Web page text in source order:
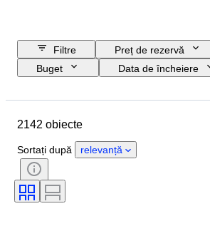
Filtre
Preț de rezervă
Buget
Data de încheiere
Stare
Stil
Semnătură
Culoare
Serii
2142 obiecte
Sortați după relevanță